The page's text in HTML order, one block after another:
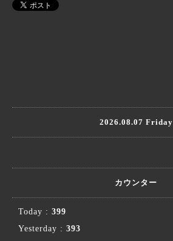
2026.08.07 Friday
カウンター
Today : 399
Yesterday : 393